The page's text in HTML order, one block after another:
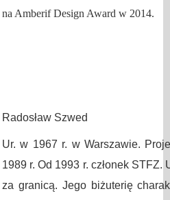
na Amberif Design Award w 2014.
Radosław Szwed
Ur. w 1967 r. w Warszawie.
1989 r. Od 1993 r. członek
za granicą. Jego biżuterię